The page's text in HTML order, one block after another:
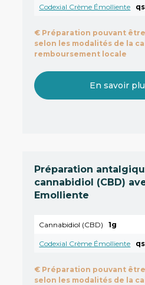
Codexial Crème Émolliente
€ Préparation pouvant
selon les modalités de la
remboursement locale
En savoir
Préparation
cannabidiol (CBD)
Emolliente
Cannabidiol (CBD) 1g
Codexial Crème Émolliente
€ Préparation pouvant
selon les modalités de la